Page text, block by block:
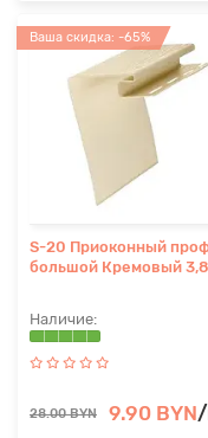
Ваша скидка: -65%
S-20 Приоконный
большой Кремовый
28.00 BYN 9.90 BYN